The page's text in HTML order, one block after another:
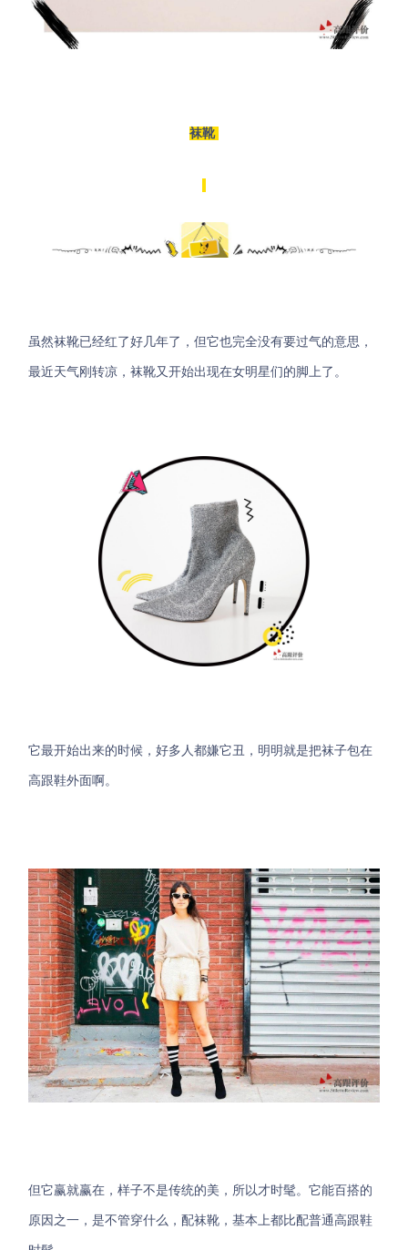
袜靴
虽然袜靴已经红了好几年了，但它也完全没有要过气的意思，
最近天气刚转凉，袜靴又开始出现在女明星们的脚上了。
它最开始出来的时候，好多人都嫌它丑，明明就是把袜子包在
高跟鞋外面啊。
但它赢就赢在，样子不是传统的美，所以才时髦。它能百搭的
原因之一，是不管穿什么，配袜靴，基本上都比配普通高跟鞋